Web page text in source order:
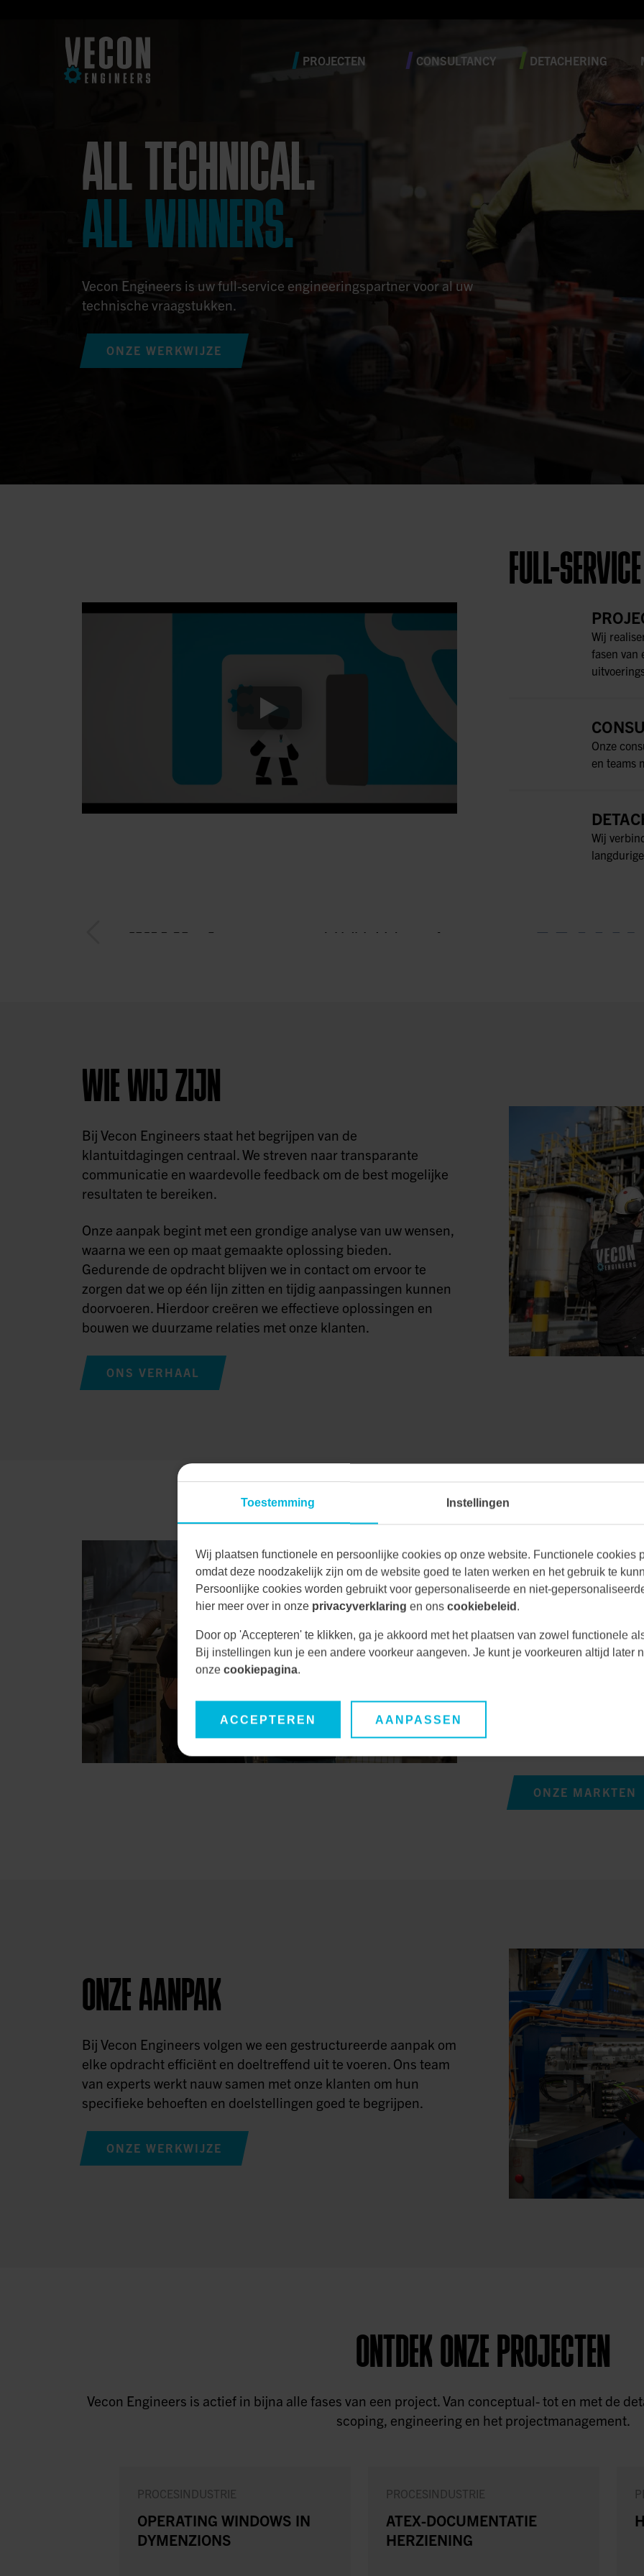
PROJECTEN CONSULTANCY DETACHERING
ALL TECHNICAL.
ALL WINNERS.
Vecon Engineers is uw full-service engineeringspartner voor al uw
technische vraagstukken.
ONZE WERKWIJZE
FULL-
Wij
fasen van
Onze
en teams
Wij
WIE WIJ ZIJN
Bij Vecon Engineers staat het begrijpen van de
klantuitdagingen centraal. We streven naar transparante
communicatie en waardevolle feedback om de best mogelijke
resultaten te bereiken.
Onze aanpak begint met een grondige analyse van uw wensen,
waarna we een op maat gemaakte oplossing bieden.
Gedurende de opdracht blijven we in contact om ervoor te
zorgen dat we op één lijn zitten en tijdig aanpassingen kunnen
doorvoeren. Hierdoor creëren we effectieve oplossingen en
bouwen we duurzame relaties met onze klanten.
ONS VERHAAL
VAN ALLE
Bij Vecon Engineers
uitdagingen en kansen
Door nauwe
unieke behoeften en
Hierdoor
oplossingen, maar
ONZE MARKTEN
ONZE AANPAK
Bij Vecon Engineers volgen we een gestructureerde aanpak om
elke opdracht efficiënt en doeltreffend uit te voeren. Ons team
van experts werkt nauw samen met onze klanten om hun
specifieke behoeften en doelstellingen goed te begrijpen.
ONZE WERKWIJZE
ONTDEK ONZE PROJECTEN
Vecon Engineers is actief in bijna alle fases van een project. Van conceptual- tot en met de
scoping, engineering en het projectmanagement.
PROCESINDUSTRIE
OPERATING WINDOWS IN
DYMENZIONS
PROCESINDUSTRIE
ATEX-DOCUMENTATIE
HERZIENING
Toestemming Instellingen
Wij plaatsen functionele en persoonlijke cookies op onze website. Functionele cookies
omdat deze noodzakelijk zijn om de website goed te laten werken en het gebruik te
Persoonlijke cookies worden gebruikt voor gepersonaliseerde en niet-
hier meer over in onze privacyverklaring en ons cookiebeleid .
Door op 'Accepteren' te klikken, ga je akkoord met het plaatsen van zowel functionele
Bij instellingen kun je een andere voorkeur aangeven. Je kunt je voorkeuren altijd later
onze cookiepagina.
ACCEPTEREN AANPASSEN